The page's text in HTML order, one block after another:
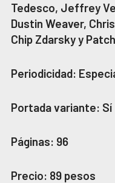
Tedesco, Jeffrey
Dustin Weaver,
Chip Zdarsky y
Periodicidad:
Portada variante: Sí
Páginas: 96
Precio: 89 pesos